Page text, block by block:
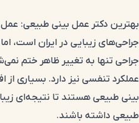
بهترین دکتر عمل بینی طبیعی: عمل
جراحی‌های زیبایی در ایران است،
جراحی تنها به تغییر ظاهر ختم
عملکرد تنفسی نیز دارد. بسیاری از
بینی طبیعی هستند تا نتیجه‌ای
طبیعی داشته باشند.